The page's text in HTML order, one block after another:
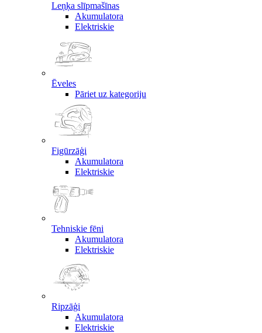
Leņķa slīpmašīnas
Akumulatora
Elektriskie
Ēveles
Pāriet uz kategoriju
Figūrzāģi
Akumulatora
Elektriskie
Tehniskie fēni
Akumulatora
Elektriskie
Ripzāģi
Akumulatora
Elektriskie